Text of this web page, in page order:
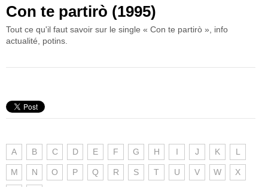
Con te partirò (1995)
Tout ce qu'il faut savoir sur le single « Con te partirò », info
actualité, potins.
A B C D E F G H I J K L
M N O P Q R S T U V W X